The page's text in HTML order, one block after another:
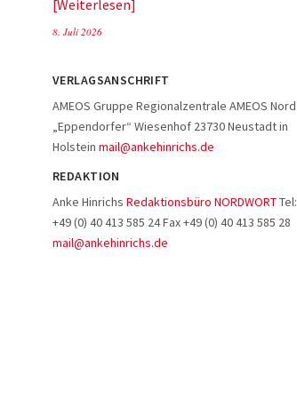
Weiterlesen
8. Juli 2026
VERLAGSANSCHRIFT
AMEOS Gruppe Regionalzentrale AMEOS Nord
„Eppendorfer“ Wiesenhof 23730 Neustadt in
Holstein mail@ankehinrichs.de
REDAKTION
Anke Hinrichs Redaktionsbüro NORDWORTTel:
+49 (0) 40 413 585 24 Fax +49 (0) 40 413 585 28
mail@ankehinrichs.de